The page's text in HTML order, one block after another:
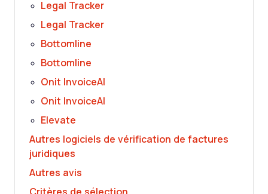
Legal Tracker
Legal Tracker
Bottomline
Bottomline
Onit InvoiceAI
Onit InvoiceAI
Elevate
Autres logiciels de vérification de factures
juridiques
Autres avis
Critères de sélection